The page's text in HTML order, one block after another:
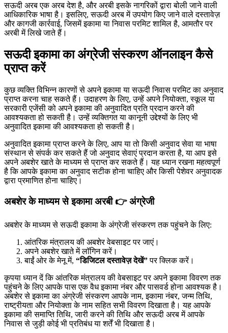
सऊदी अरब एक अरब देश है, और अरबी इसके नागरिकों द्वारा बोली जाने वाली
आधिकारिक भाषा है। इसलिए, सऊदी अरब में उपयोग किए जाने वाले दस्तावेज़
और कागजी कार्रवाई, जिसमें इकामा या निवास परमिट शामिल है, आमतौर पर
अरबी में लिखे जाते हैं।
सऊदी इकामा का अंग्रेजी संस्करण ऑनलाइन कैसे
प्राप्त करें
कुछ व्यक्ति विभिन्न कारणों से अपने इकामा या सऊदी निवास परमिट का अनुवाद
प्राप्त करना चाह सकते हैं। उदाहरण के लिए, उन्हें अपने नियोक्ता, स्कूल या
सरकारी एजेंसी को अपने इकामा की अनुवादित प्रति प्रदान करने की
आवश्यकता हो सकती है। उन्हें व्यक्तिगत या कानूनी उद्देश्यों के लिए भी
अनुवादित इकामा की आवश्यकता हो सकती है।
अनुवादित इकामा प्राप्त करने के लिए, आप या तो किसी अनुवाद सेवा या भाषा
संस्थान से संपर्क कर सकते हैं जो अनुवाद सेवाएं प्रदान करता है, या आप इसे
अपने अबशेर खाते के माध्यम से प्राप्त कर सकते हैं। यह ध्यान रखना महत्वपूर्ण
है कि आपके इकामा का अनुवाद सटीक होना चाहिए और किसी पेशेवर अनुवादक
द्वारा प्रमाणित होना चाहिए।
अबशेर के माध्यम से इकामा अरबी 👉 अंग्रेजी
अबशेर के माध्यम से सऊदी इकामा के अंग्रेजी संस्करण तक पहुंचने के लिए:
आंतरिक मंत्रालय की अबशेर वेबसाइट पर जाएं।
अपने अबशेर खाते में लॉगिन करें।
बाईं ओर के मेनू में, “डिजिटल दस्तावेज़ देखें”पर क्लिक करें।
कृपया ध्यान दें कि आंतरिक मंत्रालय की वेबसाइट पर अपने इकामा विवरण तक
पहुंचने के लिए आपके पास एक वैध इकामा नंबर और पासवर्ड होना आवश्यक है।
अबशेर से इकामा का अंग्रेजी संस्करण आपके नाम, इकामा नंबर, जन्म तिथि,
राष्ट्रीयता और नियोक्ता के नाम सहित सभी विवरण दिखाता है। यह आपके
इकामा की समाप्ति तिथि, जारी करने की तिथि और सऊदी अरब में आपके
निवास से जुड़ी कोई भी प्रतिबंध या शर्तें भी दिखाता है।